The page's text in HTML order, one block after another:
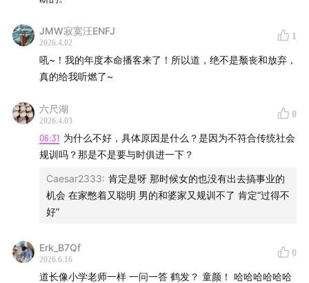
/Staff
主播 | 罗叔、青陽子道长
制作 | 罗叔
文案 | 燃烧吧罗叔
日程 | 腿哥
片头：念念
JMW寂寞汪ENFJ
2026.4.02
1
吼~！我的年度本命播客来了！所以道，绝不是颓丧和放弃，
真的给我听燃了~
六尺湖
2026.4.03
0
06:31 为什么不好，具体原因是什么？是因为不符合传统社会
规训吗？那是不是要与时俱进一下？
Caesar2333: 肯定是呀 那时候女的也没有出去搞事业的
机会 在家憋着又聪明 男的和婆家又规训不了 肯定“过得不
好”
Erk_B7Qf
2026.6.16
0
道长像小学老师一样 一问一答 鹤发？ 童颜！ 哈哈哈哈哈哈